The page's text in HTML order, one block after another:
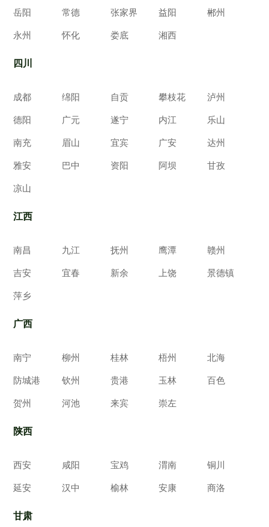
岳阳 常德 张家界 益阳 郴州
永州 怀化 娄底 湘西
四川
成都 绵阳 自贡 攀枝花 泸州
德阳 广元 遂宁 内江 乐山
南充 眉山 宜宾 广安 达州
雅安 巴中 资阳 阿坝 甘孜
凉山
江西
南昌 九江 抚州 鹰潭 赣州
吉安 宜春 新余 上饶 景德镇
萍乡
广西
南宁 柳州 桂林 梧州 北海
防城港 钦州 贵港 玉林 百色
贺州 河池 来宾 崇左
陕西
西安 咸阳 宝鸡 渭南 铜川
延安 汉中 榆林 安康 商洛
甘肃